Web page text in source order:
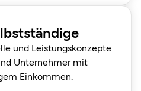
und Leistungs­konzepte
Unternehmer mit
Einkommen.